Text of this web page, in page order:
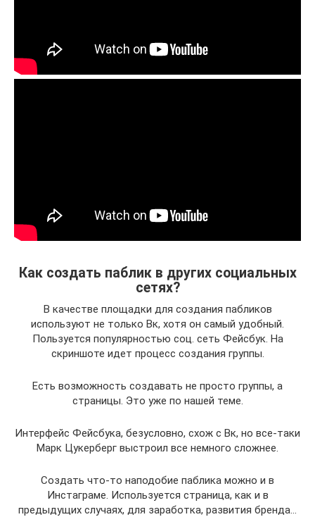
Как создать паблик в других социальных
сетях?
В качестве площадки для создания пабликов
используют не только Вк, хотя он самый удобный.
Пользуется популярностью соц. сеть Фейсбук. На
скриншоте идет процесс создания группы.
Есть возможность создавать не просто группы, а
страницы. Это уже по нашей теме.
Интерфейс Фейсбука, безусловно, схож с Вк, но все-таки
Марк Цукерберг выстроил все немного сложнее.
Создать что-то наподобие паблика можно и в
Инстаграме. Используется страница, как и в
предыдущих случаях, для заработка, развития бренда…